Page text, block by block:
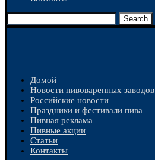
Search
Домой
Новости пивоваренных заводов
Российские новости
Праздники и фестивали пива
Пивная реклама
Пивные акции
Статьи
Контакты